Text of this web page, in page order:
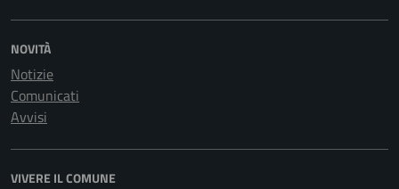
NOVITÀ
Notizie
Comunicati
Avvisi
VIVERE IL COMUNE